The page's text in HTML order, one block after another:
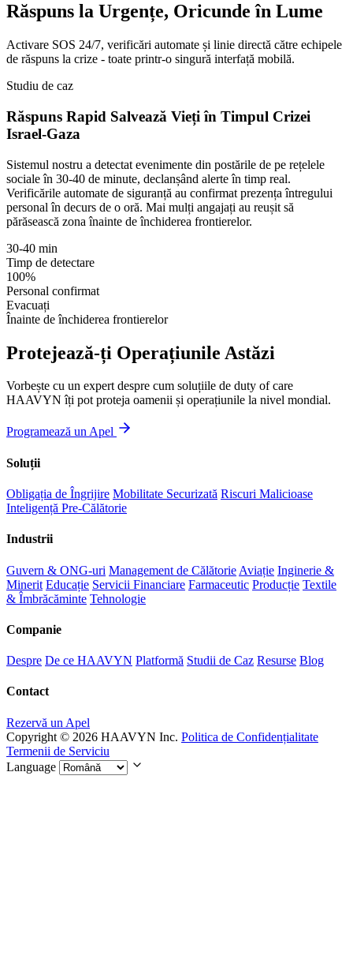
Răspuns la Urgențe, Oricunde în Lume
Activare SOS 24/7, verificări automate și linie directă către echipele
de răspuns la crize - toate printr-o singură interfață mobilă.
Studiu de caz
Răspuns Rapid Salvează Vieți în Timpul Crizei
Israel-Gaza
Sistemul nostru a detectat evenimente din postările de pe rețelele
sociale în 30-40 de minute, declanșând alerte în timp real.
Verificările automate de siguranță au confirmat prezența întregului
personal în decurs de o oră. Mai mulți angajați au reușit să
părăsească zona înainte de închiderea frontierelor.
30-40 min
Timp de detectare
100%
Personal confirmat
Evacuați
Înainte de închiderea frontierelor
Protejează-ți Operațiunile Astăzi
Vorbește cu un expert despre cum soluțiile de duty of care
HAAVYN îți pot proteja oamenii și operațiunile la nivel mondial.
Programează un Apel
Soluții
Obligația de Îngrijire Mobilitate Securizată Riscuri Malicioase
Inteligență Pre-Călătorie
Industrii
Guvern & ONG-uri Management de Călătorie Aviație Inginerie &
Minerit Educație Servicii Financiare Farmaceutic Producție Textile
& Îmbrăcăminte Tehnologie
Companie
Despre De ce HAAVYN Platformă Studii de Caz Resurse Blog
Contact
Rezervă un Apel
Copyright © 2026 HAAVYN Inc. Politica de Confidențialitate
Termenii de Serviciu
Language